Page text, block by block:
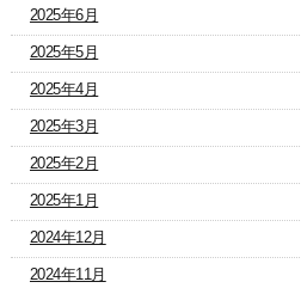
2025年6月
2025年5月
2025年4月
2025年3月
2025年2月
2025年1月
2024年12月
2024年11月